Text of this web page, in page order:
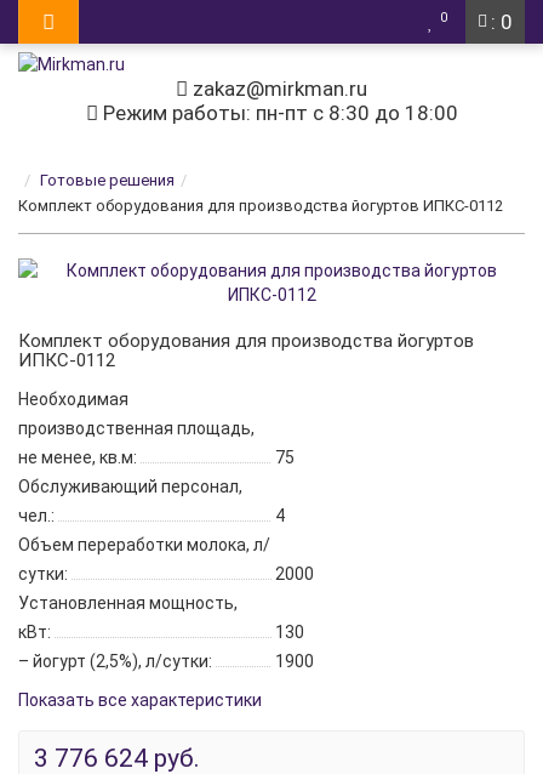
: 0
0
zakaz@mirkman.ru
Режим работы: пн-пт с 8:30 до 18:00
Готовые решения
Комплект оборудования для производства йогуртов ИПКС-0112
Комплект оборудования для производства йогуртов
ИПКС-0112
Необходимая
производственная площадь,
не менее, кв.м:
75
Обслуживающий персонал,
чел.:
4
Объем переработки молока, л/
сутки:
2000
Установленная мощность,
кВт:
130
– йогурт (2,5%), л/сутки:
1900
Показать все характеристики
3 776 624 руб.